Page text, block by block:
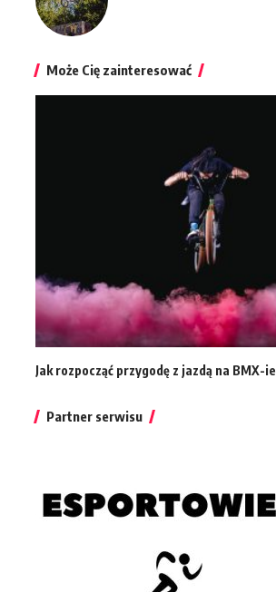
Może Cię zainteresować
Jak rozpocząć przygodę z jazdą na BMX-ie
Partner serwisu